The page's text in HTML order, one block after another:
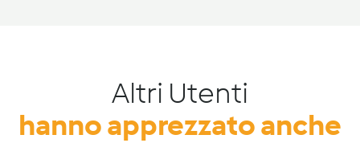
Altri Utenti
hanno apprezzato anche